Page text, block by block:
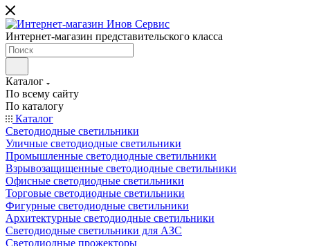
Интернет-магазин представительского класса
Каталог
По всему сайту
По каталогу
Каталог
Светодиодные светильники
Уличные светодиодные светильники
Промышленные светодиодные светильники
Взрывозащищенные светодиодные светильники
Офисные светодиодные светильники
Торговые светодиодные светильники
Фигурные светодиодные светильники
Архитектурные светодиодные светильники
Светодиодные светильники для АЗС
Светодиодные прожекторы